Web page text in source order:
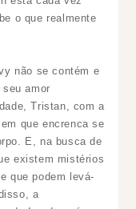
o que realmente
não se contém e
amor
Tristan, com a
que encrenca se
E, na busca de
existem mistérios
que podem levá-
a